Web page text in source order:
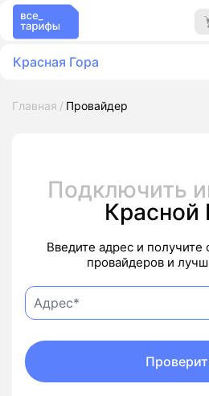
Красная Гора
Главная Провайдер
Подключить
Красной
Введите адрес и получите
провайдеров и